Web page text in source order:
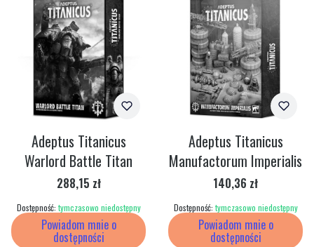
Powiadom mnie o
dostępności
Adeptus Titanicus
Warlord Battle Titan
Cena
288,15 zł
Dostępność: tymczasowo niedostępny
Powiadom mnie o
dostępności
Adeptus Titanicus
Manufactorum Imperialis
Cena
140,36 zł
Dostępność: tymczasowo niedostępny